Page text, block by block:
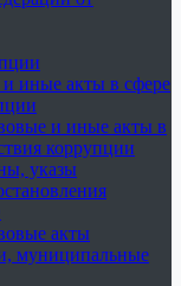
иные акты в сфере
и иные акты в
коррупции
указы
акты
муниципальные